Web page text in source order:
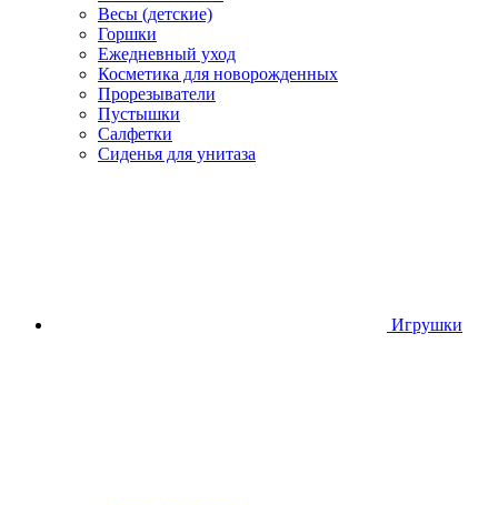
Весы (детские)
Горшки
Ежедневный уход
Косметика для новорожденных
Прорезыватели
Пустышки
Салфетки
Сиденья для унитаза
Игрушки